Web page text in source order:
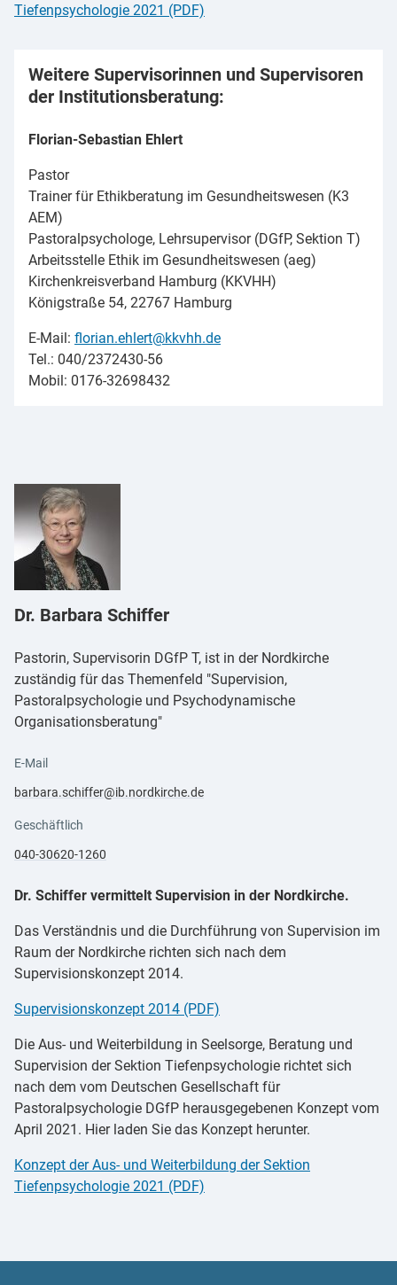
Tiefenpsychologie 2021 (PDF)
Weitere Supervisorinnen und Supervisoren
der Institutionsberatung:
Florian-Sebastian Ehlert
Pastor
Trainer für Ethikberatung im Gesundheitswesen (K3
AEM)
Pastoralpsychologe, Lehrsupervisor (DGfP, Sektion T)
Arbeitsstelle Ethik im Gesundheitswesen (aeg)
Kirchenkreisverband Hamburg (KKVHH)
Königstraße 54, 22767 Hamburg
E-Mail: florian.ehlert@kkvhh.de
Tel.: 040/2372430-56
Mobil: 0176-32698432
Dr. Barbara Schiffer
Pastorin, Supervisorin DGfP T, ist in der Nordkirche
zuständig für das Themenfeld "Supervision,
Pastoralpsychologie und Psychodynamische
Organisationsberatung"
E-Mail
barbara.​schiffer@​ib.​nordkirche.​de
Geschäftlich
040-30620-1260
Dr. Schiffer vermittelt Supervision in der Nordkirche.
Das Verständnis und die Durchführung von Supervision im
Raum der Nordkirche richten sich nach dem
Supervisionskonzept 2014.
Supervisionskonzept 2014 (PDF)
Die Aus- und Weiterbildung in Seelsorge, Beratung und
Supervision der Sektion Tiefenpsychologie richtet sich
nach dem vom Deutschen Gesellschaft für
Pastoralpsychologie DGfP herausgegebenen Konzept vom
April 2021. Hier laden Sie das Konzept herunter.
Konzept der Aus- und Weiterbildung der Sektion
Tiefenpsychologie 2021 (PDF)